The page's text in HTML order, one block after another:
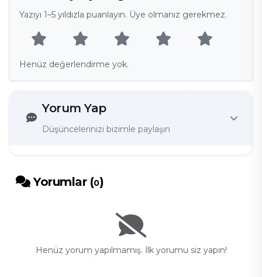
Yazıyı 1–5 yıldızla puanlayın. Üye olmanız gerekmez.
Henüz değerlendirme yok.
Yorum Yap
Düşüncelerinizi bizimle paylaşın
Yorumlar (0)
Henüz yorum yapılmamış. İlk yorumu siz yapın!